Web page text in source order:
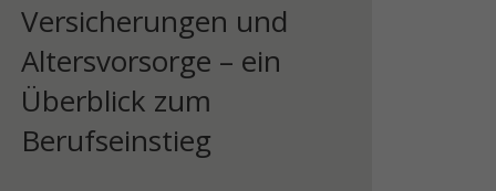
Versicherungen und
Altersvorsorge – ein
Überblick zum
Berufseinstieg